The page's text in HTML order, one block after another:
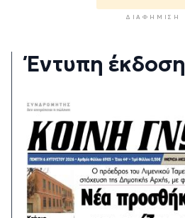
ΔΙΑΦΉΜΙΣΗ
Έντυπη έκδοση